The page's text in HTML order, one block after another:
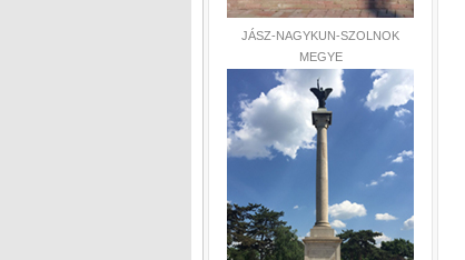
JÁSZ-NAGYKUN-SZOLNOK
MEGYE